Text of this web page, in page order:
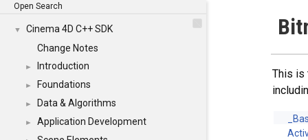
Open Search
▼
Cinema 4D C++ SDK
Change Notes
► Introduction
► Foundations
► Data & Algorithms
► Application Development
This